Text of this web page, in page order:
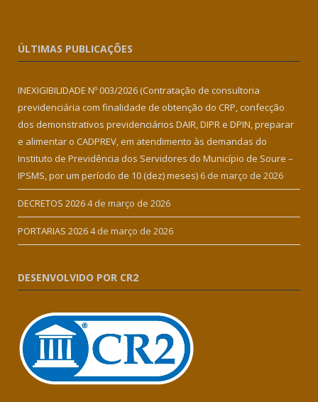
ÚLTIMAS PUBLICAÇÕES
INEXIGIBILIDADE Nº 003/2026 (Contratação de consultoria
previdenciária com finalidade de obtenção do CRP, confecção
dos demonstrativos previdenciários DAIR, DIPR e DPIN, preparar
e alimentar o CADPREV, em atendimento às demandas do
Instituto de Previdência dos Servidores do Município de Soure –
IPSMS, por um período de 10 (dez) meses) 6 de março de 2026
DECRETOS 20264 de março de 2026
PORTARIAS 20264 de março de 2026
DESENVOLVIDO POR CR2